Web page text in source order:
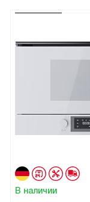
В наличии